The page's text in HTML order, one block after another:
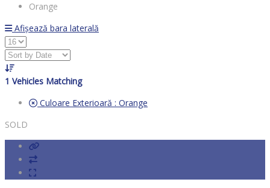
Orange
Afișează bara laterală
1 Vehicles Matching
Culoare Exterioară : Orange
SOLD